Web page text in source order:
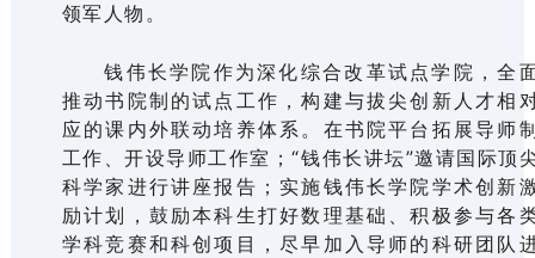
领军人物。
钱伟长学院作为深化综合改革试点学院，全
推动书院制的试点工作，构建与拔尖创新人才相
应的课内外联动培养体系。在书院平台拓展导师
工作、开设导师工作室；“钱伟长讲坛”邀请国际顶
科学家进行讲座报告；实施钱伟长学院学术创新
励计划，鼓励本科生打好数理基础、积极参与各
学科竞赛和科创项目，尽早加入导师的科研团队